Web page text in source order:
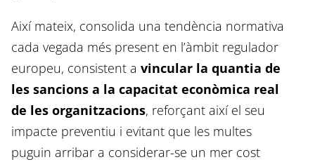
Així mateix, consolida una tendència normativa
cada vegada més present en l’àmbit regulador
europeu, consistent a vincular la quantia de
les sancions a la capacitat econòmica real
de les organitzacions, reforçant així el seu
impacte preventiu i evitant que les multes
puguin arribar a considerar-se un mer cost